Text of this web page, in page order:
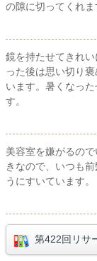
の隙に切ってくれま
鏡を持たせてきれ
った後は思い切り
います。暑くなっ
す。
美容室を嫌がるの
きなので、いつも
うにすいています。
第422回リサ